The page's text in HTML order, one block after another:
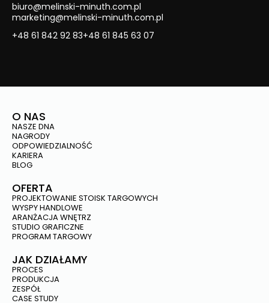
biuro@melinski-minuth.com.pl
marketing@melinski-minuth.com.pl
+48 61 842 92 83+48 61 845 63 07
O NAS
NASZE DNA
NAGRODY
ODPOWIEDZIALNOŚĆ
KARIERA
BLOG
OFERTA
PROJEKTOWANIE STOISK TARGOWYCH
WYSPY HANDLOWE
ARANŻACJA WNĘTRZ
STUDIO GRAFICZNE
PROGRAM TARGOWY
JAK DZIAŁAMY
PROCES
PRODUKCJA
ZESPÓŁ
CASE STUDY